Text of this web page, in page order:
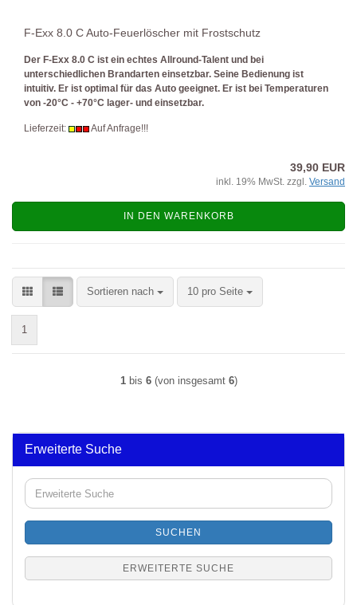
F-Exx 8.0 C Auto-Feuerlöscher mit Frostschutz
Der F-Exx 8.0 C ist ein echtes Allround-Talent und bei
unterschiedlichen Brandarten einsetzbar. Seine Bedienung ist
intuitiv. Er ist optimal für das Auto geeignet. Er ist bei Temperaturen
von -20°C - +70°C lager- und einsetzbar.
Lieferzeit: Auf Anfrage!!!
39,90 EUR
inkl. 19% MwSt. zzgl. Versand
IN DEN WARENKORB
Sortieren nach
Sortieren nach 10 pro Seite
pro Seite
1
1bis 6(von insgesamt 6)
Erweiterte Suche
Erweiterte
Suche
SUCHEN
ERWEITERTE SUCHE